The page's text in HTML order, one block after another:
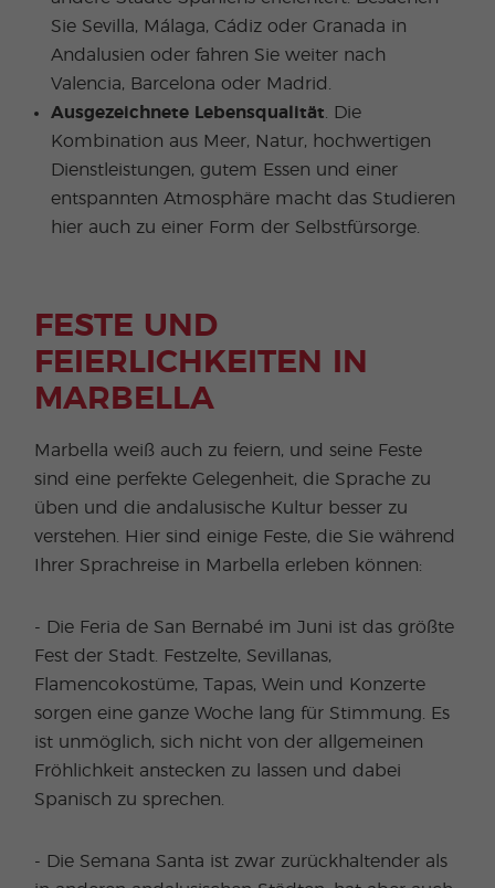
Sie Sevilla, Málaga, Cádiz oder Granada in
Andalusien oder fahren Sie weiter nach
Valencia, Barcelona oder Madrid.
Ausgezeichnete Lebensqualität . Die
Kombination aus Meer, Natur, hochwertigen
Dienstleistungen, gutem Essen und einer
entspannten Atmosphäre macht das Studieren
hier auch zu einer Form der Selbstfürsorge.
FESTE UND
FEIERLICHKEITEN IN
MARBELLA
Marbella weiß auch zu feiern, und seine Feste
sind eine perfekte Gelegenheit, die Sprache zu
üben und die andalusische Kultur besser zu
verstehen. Hier sind einige Feste, die Sie während
Ihrer Sprachreise in Marbella erleben können:
- Die Feria de San Bernabé im Juni ist das größte
Fest der Stadt. Festzelte, Sevillanas,
Flamencokostüme, Tapas, Wein und Konzerte
sorgen eine ganze Woche lang für Stimmung. Es
ist unmöglich, sich nicht von der allgemeinen
Fröhlichkeit anstecken zu lassen und dabei
Spanisch zu sprechen.
- Die Semana Santa ist zwar zurückhaltender als